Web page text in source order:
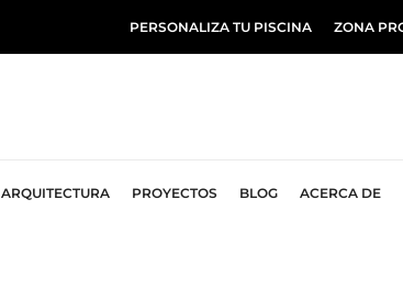
PERSONALIZA TU PISCINA ZONA
ARQUITECTURA PROYECTOS BLOG ACERCA DE